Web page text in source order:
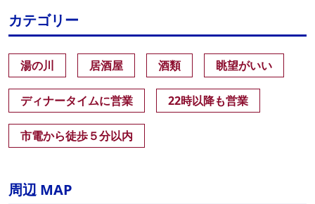
カテゴリー
湯の川 居酒屋 酒類 眺望がいい
ディナータイムに営業 22時以降も営業
市電から徒歩５分以内
周辺 MAP